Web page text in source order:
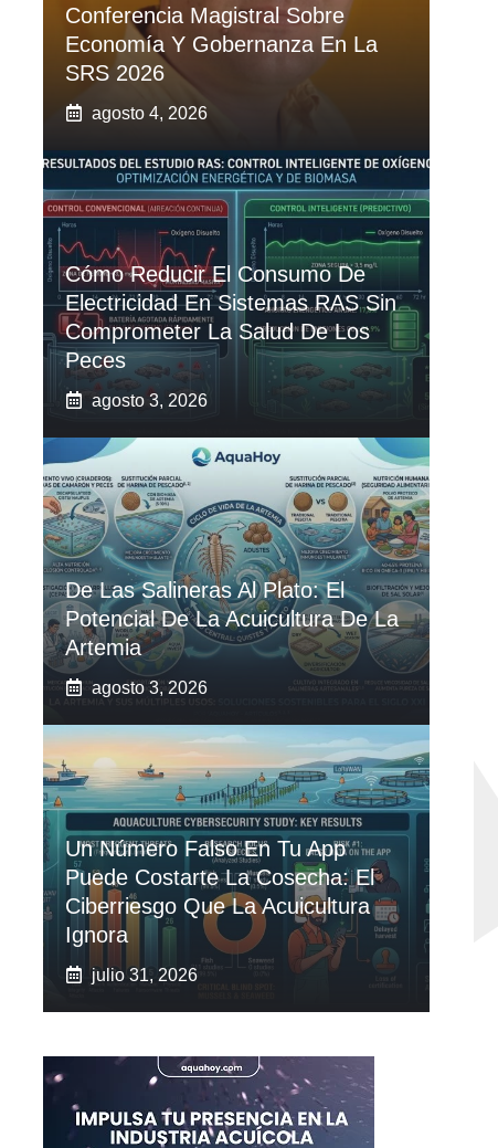
Conferencia Magistral Sobre
Economía Y Gobernanza En La
SRS 2026
agosto 4, 2026
Cómo Reducir El Consumo De
Electricidad En Sistemas RAS Sin
Comprometer La Salud De Los
Peces
agosto 3, 2026
De Las Salineras Al Plato: El
Potencial De La Acuicultura De La
Artemia
agosto 3, 2026
Un Número Falso En Tu App
Puede Costarte La Cosecha: El
Ciberriesgo Que La Acuicultura
Ignora
julio 31, 2026